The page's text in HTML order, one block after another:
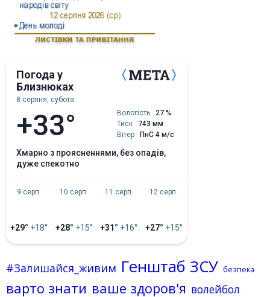
Погода у
Близнюках
8 серпня, субота
+33° Вологість
27 %
Тиск
743 мм
Вітер
ПнС 4 м/с
хмарно з проясненнями, без опадів,
дуже спекотно
9 серп.
+29° +18°
10 серп.
+28° +15°
11 серп.
+31° +16°
12 серп.
+27° +15°
#Залишайся_живим Генштаб ЗСУ безпека
варто знати ваше здоров'я волейбол